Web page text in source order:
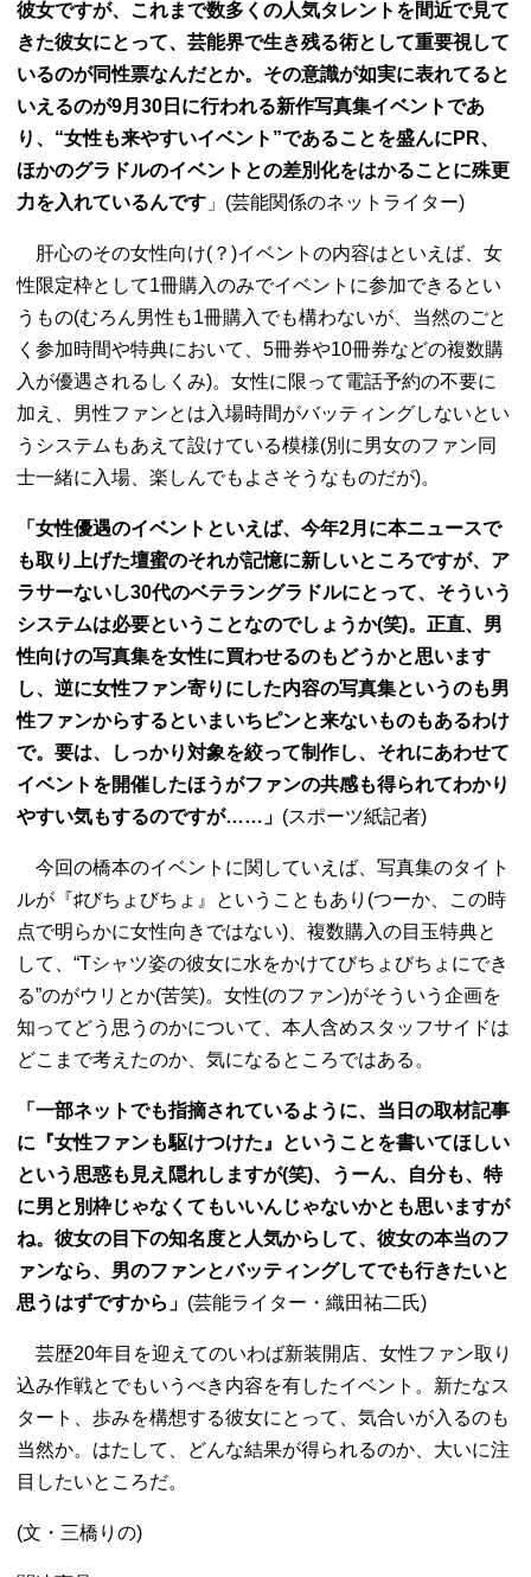
彼女ですが、これまで数多くの人気タレントを間近で見て
きた彼女にとって、芸能界で生き残る術として重要視して
いるのが同性票なんだとか。その意識が如実に表れてると
いえるのが9月30日に行われる新作写真集イベントであ
り、“女性も来やすいイベント”であることを盛んにPR、
ほかのグラドルのイベントとの差別化をはかることに殊更
力を入れているんです 」(芸能関係のネットライター)
肝心のその女性向け(？)イベントの内容はといえば、女
性限定枠として1冊購入のみでイベントに参加できるとい
うもの(むろん男性も1冊購入でも構わないが、当然のごと
く参加時間や特典において、5冊券や10冊券などの複数購
入が優遇されるしくみ)。女性に限って電話予約の不要に
加え、男性ファンとは入場時間がバッティングしないとい
うシステムもあえて設けている模様(別に男女のファン同
士一緒に入場、楽しんでもよさそうなものだが)。
「女性優遇のイベントといえば、今年2月に本ニュースで
も取り上げた壇蜜のそれが記憶に新しいところですが、ア
ラサーないし30代のベテラングラドルにとって、そういう
システムは必要ということなのでしょうか(笑)。正直、男
性向けの写真集を女性に買わせるのもどうかと思います
し、逆に女性ファン寄りにした内容の写真集というのも男
性ファンからするといまいちピンと来ないものもあるわけ
で。要は、しっかり対象を絞って制作し、それにあわせて
イベントを開催したほうがファンの共感も得られてわかり
やすい気もするのですが……」 (スポーツ紙記者)
今回の橋本のイベントに関していえば、写真集のタイト
ルが『♯びちょびちょ』ということもあり(つーか、この時
点で明らかに女性向きではない)、複数購入の目玉特典と
して、“Tシャツ姿の彼女に水をかけてびちょびちょにでき
る”のがウリとか(苦笑)。女性(のファン)がそういう企画を
知ってどう思うのかについて、本人含めスタッフサイドは
どこまで考えたのか、気になるところではある。
「一部ネットでも指摘されているように、当日の取材記事
に『女性ファンも駆けつけた』ということを書いてほしい
という思惑も見え隠れしますが(笑)、うーん、自分も、特
に男と別枠じゃなくてもいいんじゃないかとも思いますが
ね。彼女の目下の知名度と人気からして、彼女の本当のフ
ァンなら、男のファンとバッティングしてでも行きたいと
思うはずですから」 (芸能ライター・織田祐二氏)
芸歴20年目を迎えてのいわば新装開店、女性ファン取り
込み作戦とでもいうべき内容を有したイベント。新たなス
タート、歩みを構想する彼女にとって、気合いが入るのも
当然か。はたして、どんな結果が得られるのか、大いに注
目したいところだ。
(文・三橋りの)